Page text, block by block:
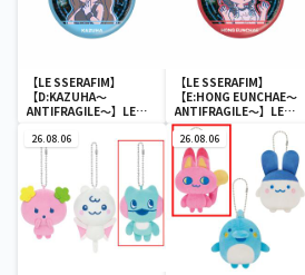
【LE SSERAFIM】
【D:KAZUHA～
ANTIFRAGILE～】LE
ぷ ホログラム缶バッジ
【LE SSERAFIM】
【E:HONG EUNCHAE～
ANTIFRAGILE～】LE
SSERAFIM のすたるぽっ
ぷ ホログラム缶バッジ
26.08.06 26.08.06